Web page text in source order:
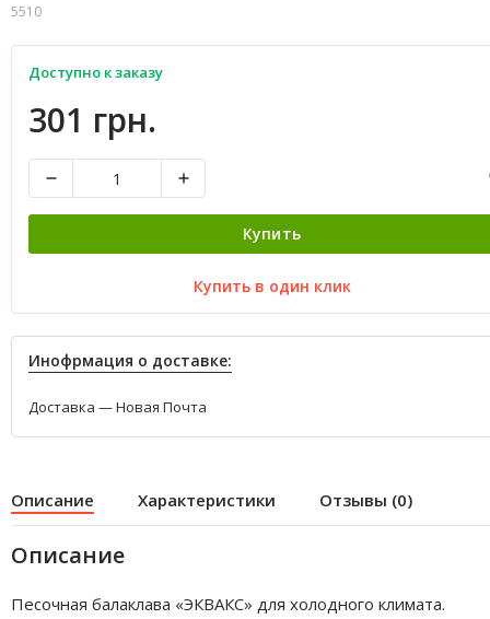
5510
Доступно к заказу
301 грн.
Купить
Купить в один клик
Инофрмация о доставке:
Доставка — Новая Почта
Описание Характеристики Отзывы (0)
Описание
Песочная балаклава «ЭКВАКС» для холодного климата.